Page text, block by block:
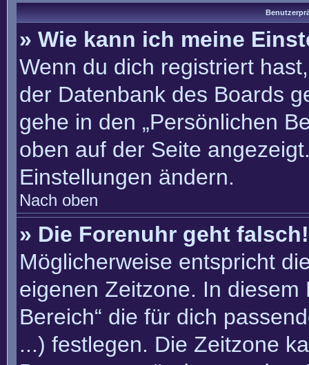
» Wie kann ich meine
Wenn du dich registriert
der Datenbank des Boards
gehe in den „Persönlichen
oben auf der Seite
Einstellungen ändern.
Nach oben
» Die Forenuhr geht falsch!
Möglicherweise entspricht
eigenen Zeitzone. In diesem
Bereich“ die für dich
...) festlegen. Die Zeitzone